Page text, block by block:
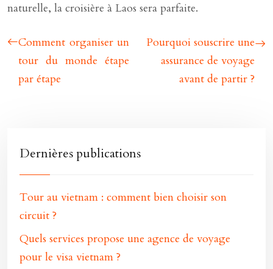
naturelle, la croisière à Laos sera parfaite.
Comment organiser un
tour du monde étape
par étape
Pourquoi souscrire une
assurance de voyage
avant de partir ?
Dernières publications
Tour au vietnam : comment bien choisir son
circuit ?
Quels services propose une agence de voyage
pour le visa vietnam ?